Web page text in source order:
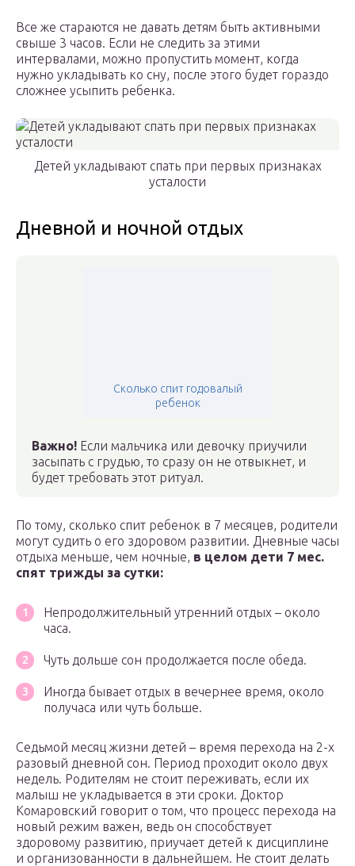
Все же стараются не давать детям быть активными
свыше 3 часов. Если не следить за этими
интервалами, можно пропустить момент, когда
нужно укладывать ко сну, после этого будет гораздо
сложнее усыпить ребенка.
Детей укладывают спать при первых признаках
усталости
Дневной и ночной отдых
Сколько спит годовалый
ребенок
Важно! Если мальчика или девочку приучили
засыпать с грудью, то сразу он не отвыкнет, и
будет требовать этот ритуал.
По тому, сколько спит ребенок в 7 месяцев, родители
могут судить о его здоровом развитии. Дневные часы
отдыха меньше, чем ночные, в целом дети 7 мес.
спят трижды за сутки:
Непродолжительный утренний отдых – около
часа.
Чуть дольше сон продолжается после обеда.
Иногда бывает отдых в вечернее время, около
получаса или чуть больше.
Седьмой месяц жизни детей – время перехода на 2-х
разовый дневной сон. Период проходит около двух
недель. Родителям не стоит переживать, если их
малыш не укладывается в эти сроки. Доктор
Комаровский говорит о том, что процесс перехода на
новый режим важен, ведь он способствует
здоровому развитию, приучает детей к дисциплине
и организованности в дальнейшем. Не стоит делать